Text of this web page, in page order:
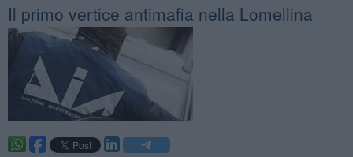
Il primo vertice antimafia nella Lomellina